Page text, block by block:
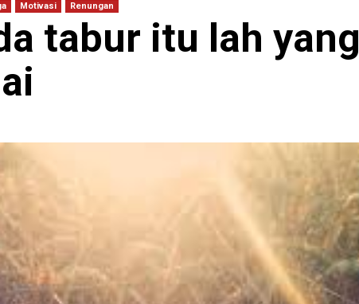
Motivasi Renungan
tabur itu lah yang